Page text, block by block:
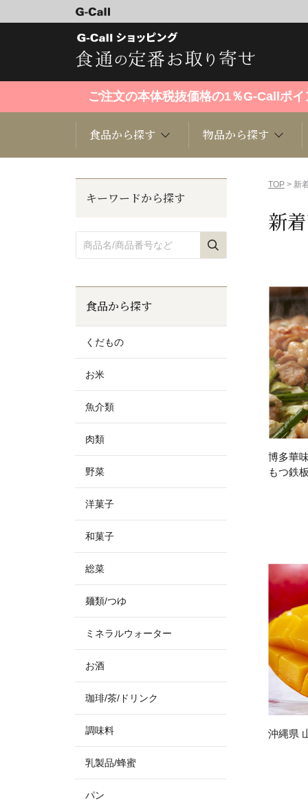
ご注文の本体税抜価格の1％G-Callポ
食品から探す
鍋
物品から探す
健康/美容
TOP > 新
新
博多華
もつ鉄
沖縄県
キーワードから探す
食品から探す
くだもの
お米
魚介類
肉類
野菜
洋菓子
和菓子
総菜
麺類/つゆ
ミネラルウォーター
お酒
珈琲/茶/ドリンク
調味料
乳製品/蜂蜜
パン